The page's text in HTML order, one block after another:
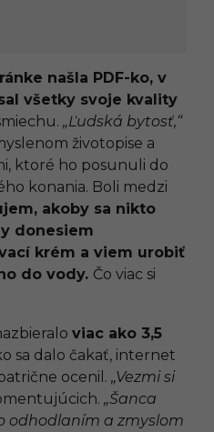
našla PDF-ko, v
všetky svoje kvality
„Ľudská bytosť,“
životopise a
ktoré ho posunuli do
konania. Boli medzi
akoby sa nikto
donesiem
krém a viem urobiť
do vody. Čo viac si
viac ako 3,5
sa dalo čakať, internet
ocenil. „Vezmi si
„Šanca
odhodlaním a zmyslom